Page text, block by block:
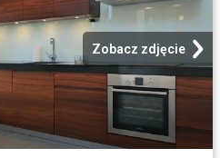
Zobacz zdjęcie